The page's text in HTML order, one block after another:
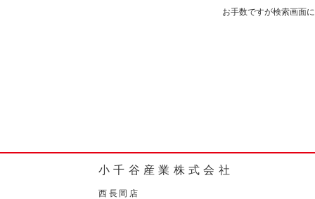
お手数ですが検索画面
小千谷産業株式会社
西長岡店